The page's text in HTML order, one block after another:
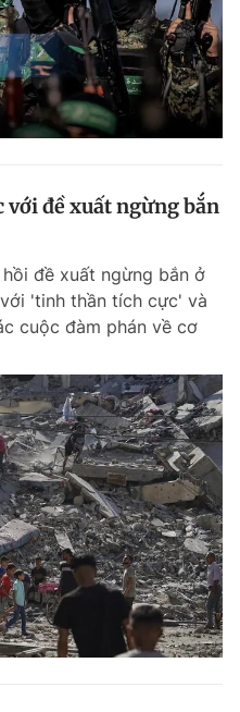
hệ quảng cáo
780 404
Tòa soạn Chính sách bảo
cấp ngày 24.3.2020
Thanh Niên. Cấm sao chép
chấp thuận bằng văn bản.
với đề xuất ngừng bắn
đề xuất ngừng bắn ở
'tinh thần tích cực' và
cuộc đàm phán về cơ